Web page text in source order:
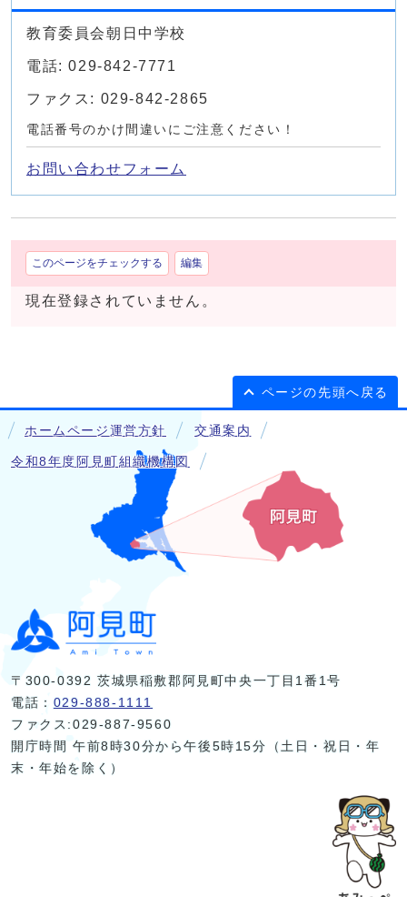
教育委員会朝日中学校
電話: 029-842-7771
ファクス: 029-842-2865
電話番号のかけ間違いにご注意ください！
お問い合わせフォーム
このページをチェックする 編集
現在登録されていません。
ページの先頭へ戻る
ホームページ運営方針 交通案内
令和8年度阿見町組織機構図
〒300-0392 茨城県稲敷郡阿見町中央一丁目1番1号
電話： 029-888-1111
ファクス:029-887-9560
開庁時間 午前8時30分から午後5時15分（土日・祝日・年
末・年始を除く）